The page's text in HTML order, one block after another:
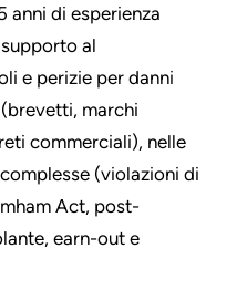
anni di esperienza
al
e perizie per danni
marchi
commerciali), nelle
(violazioni di
Act, post-
earn-out e